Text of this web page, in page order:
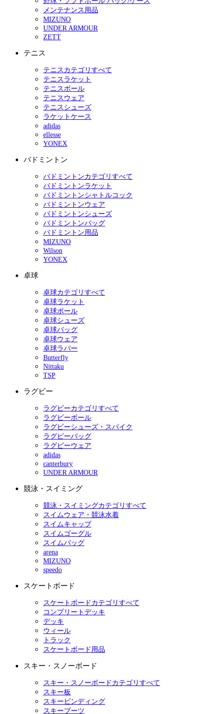
メンテナンス用品
MIZUNO
UNDER ARMOUR
ZETT
テニス
テニスカテゴリすべて
テニスラケット
テニスボール
テニスウェア
テニスシューズ
ラケットケース
adidas
ellesse
YONEX
バドミントン
バドミントンカテゴリすべて
バドミントンラケット
バドミントンシャトルコック
バドミントンウェア
バドミントンシューズ
バドミントンバッグ
バドミントン用品
MIZUNO
Wilson
YONEX
卓球
卓球カテゴリすべて
卓球ラケット
卓球ボール
卓球シューズ
卓球バッグ
卓球ウェア
卓球ラバー
Butterfly
Nittaku
TSP
ラグビー
ラグビーカテゴリすべて
ラグビーボール
ラグビーシューズ・スパイク
ラグビーバッグ
ラグビーウェア
adidas
canterbury
UNDER ARMOUR
競泳・スイミング
競泳・スイミングカテゴリすべて
スイムウェア・競泳水着
スイムキャップ
スイムゴーグル
スイムバッグ
arena
MIZUNO
speedo
スケートボード
スケートボードカテゴリすべて
コンプリートデッキ
デッキ
ウィール
トラック
スケートボード用品
スキー・スノーボード
スキー・スノーボードカテゴリすべて
スキー板
スキービンディング
スキーブーツ